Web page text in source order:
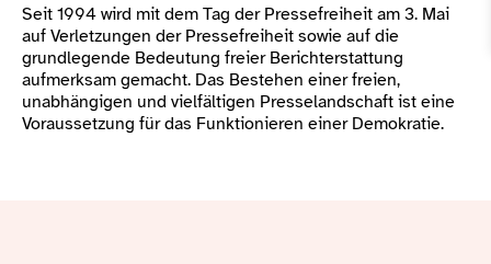
Seit 1994 wird mit dem Tag der Pressefreiheit am 3. Mai
auf Verletzungen der Pressefreiheit sowie auf die
grundlegende Bedeutung freier Berichterstattung
aufmerksam gemacht. Das Bestehen einer freien,
unabhängigen und vielfältigen Presselandschaft ist eine
Voraussetzung für das Funktionieren einer Demokratie.